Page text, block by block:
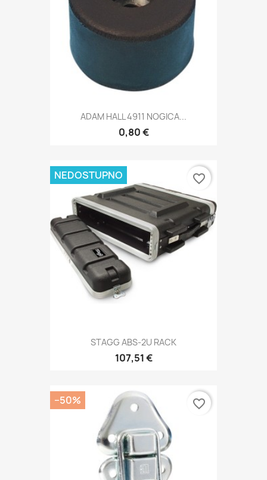
ADAM HALL 4911 NOGICA...
0,80 €
STAGG ABS-2U RACK
107,51 €
NEDOSTUPNO favorite_border
−50% favorite_border